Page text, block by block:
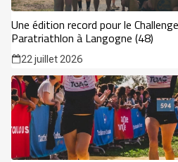
Une édition record pour le
Paratriathlon à Langogne (48)
22 juillet 2026